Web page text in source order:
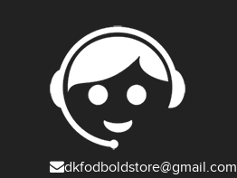
dkfodboldstore@gmail.com